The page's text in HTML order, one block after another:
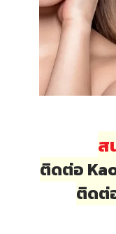
ส
ติดต่อ
ติดต่